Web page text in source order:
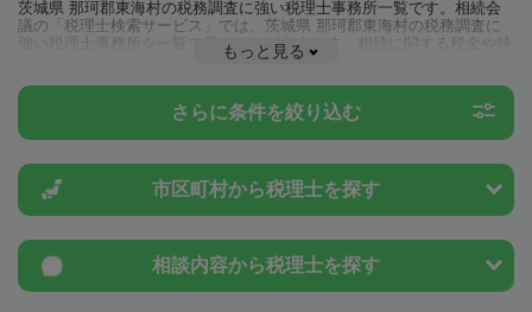
茨城県 那珂郡東海村の税務調査に強い税理士事務所一覧です。相続会
議の「税理士検索サービス」では、茨城県 那珂郡東海村の税務調査に
強い税理士事務所を一覧で見ることが出来ます。相続に関する税金や特
例制度のことは一度近隣の税理士に相談してみましょう。
もっと見る
さらに条件を絞り込む
市区町村から税理士を探す
相談内容から税理士を探す